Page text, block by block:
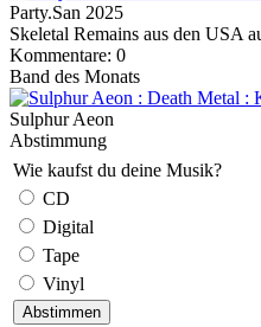
Party.San 2025
Skeletal Remains aus den USA
Kommentare: 0
Band des Monats
Sulphur Aeon
Abstimmung
Wie kaufst du deine Musik?
CD
Digital
Tape
Vinyl